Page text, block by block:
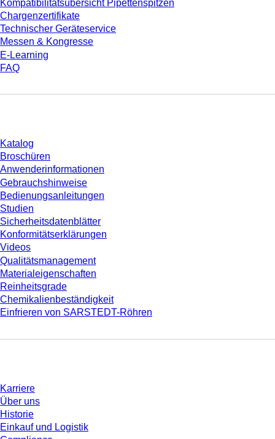
Kompatibilitätsübersicht Pipettenspitzen
Chargenzertifikate
Technischer Geräteservice
Messen & Kongresse
E-Learning
FAQ
Katalog
Broschüren
Anwenderinformationen
Gebrauchshinweise
Bedienungsanleitungen
Studien
Sicherheitsdatenblätter
Konformitätserklärungen
Videos
Qualitätsmanagement
Materialeigenschaften
Reinheitsgrade
Chemikalienbeständigkeit
Einfrieren von SARSTEDT-Röhren
Karriere
Über uns
Historie
Einkauf und Logistik